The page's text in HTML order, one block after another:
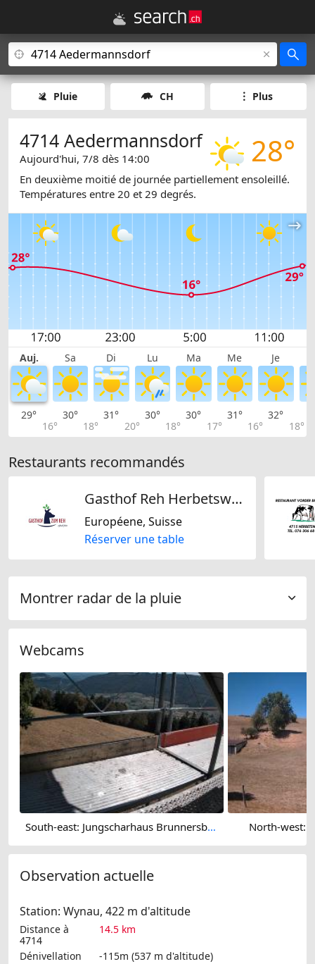
Pluie CH Plus
28°
4714 Aedermannsdorf
Aujourd'hui, 7/8 dès 14:00
En deuxième moitié de journée partiellement ensoleillé.
Températures entre 20 et 29 degrés.
Auj. Sa Di Lu Ma Me Je
29°
16°
30°
18°
31°
20°
30°
18°
30°
17°
31°
16°
32°
18°
Restaurants recommandés
Gasthof Reh Herbetswil AG
Européene, Suisse
Réserver une table
Montrer radar de la pluie
Webcams
South-east: Jungscharhaus Brunnersberg North-west:
Observation actuelle
Station: Wynau, 422 m d'altitude
Distance à
4714
14.5 km
Dénivellation
-115m (537 m d'altitude)